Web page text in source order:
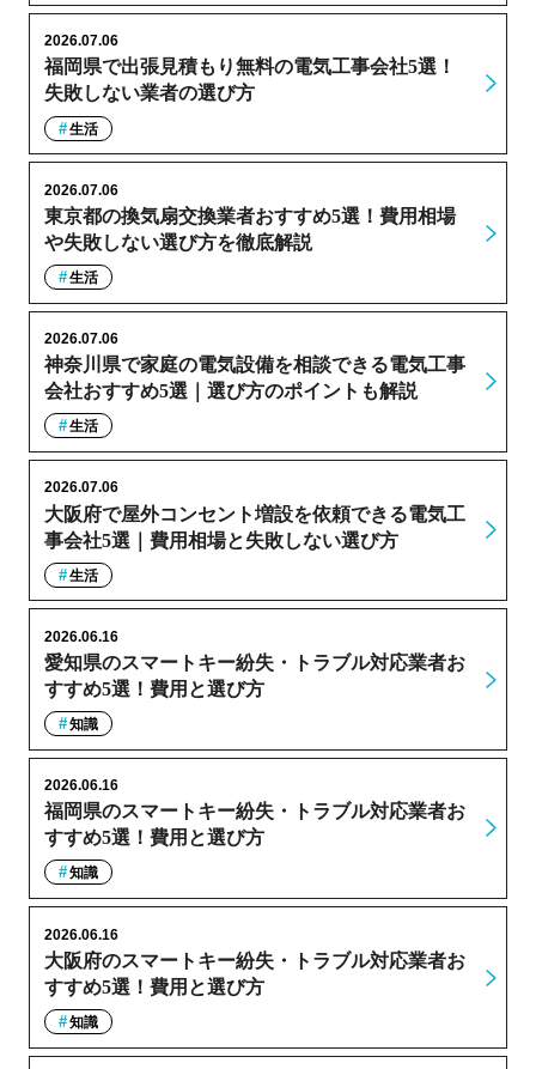
福岡県で出張見積もり無料の電気工事会社5選！
失敗しない業者の選び方
2026.07.06
生活
東京都の換気扇交換業者おすすめ5選！費用相場
や失敗しない選び方を徹底解説
2026.07.06
生活
神奈川県で家庭の電気設備を相談できる電気工事
会社おすすめ5選｜選び方のポイントも解説
2026.07.06
生活
大阪府で屋外コンセント増設を依頼できる電気工
事会社5選｜費用相場と失敗しない選び方
2026.07.06
生活
愛知県のスマートキー紛失・トラブル対応業者お
すすめ5選！費用と選び方
2026.06.16
知識
福岡県のスマートキー紛失・トラブル対応業者お
すすめ5選！費用と選び方
2026.06.16
知識
大阪府のスマートキー紛失・トラブル対応業者お
すすめ5選！費用と選び方
2026.06.16
知識